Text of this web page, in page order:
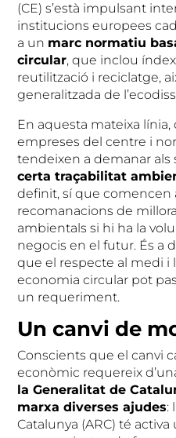
(CE) s’està impulsant
institucions europees
a un marc normatiu
circular, que inclou
reutilització i reciclatge,
generalitzada de
En aquesta mateixa
empreses del centre i
tendeixen a demanar als
certa traçabilitat
definit, sí que comencen
recomanacions de
ambientals si hi ha la
negocis en el futur. És a
que el respecte al medi i
economia circular pot
un requeriment.
Un canvi de
Conscients que el canvi
econòmic requereix
la Generalitat de
marxa diverses ajudes:
Catalunya (ARC) té